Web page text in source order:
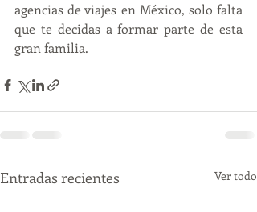
agencias de viajes en México, solo falta
que te decidas a formar parte de esta
gran familia.
Entradas recientes Ver todo